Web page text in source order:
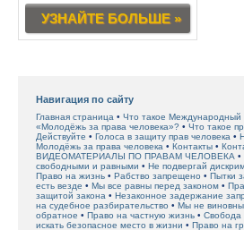
УЗНАЙТЕ БОЛЬШЕ »
Навигация по сайту
Главная страница
Что такое Международный
«Молодёжь за права человека»?
Что такое
Действуйте
Голоса в защиту прав человека
Молодёжь за права человека
Контакты
ВИДЕОМАТЕРИАЛЫ ПО ПРАВАМ ЧЕЛОВЕКА
свободными и равными
Не подвергай
Право на жизнь
Рабство запрещено Пытки
есть везде
Мы все равны перед законом
защитой закона
Незаконное задержание
на судебное разбирательство
Мы не
обратное
Право на частную жизнь Свобода
искать безопасное место в жизни
Право на